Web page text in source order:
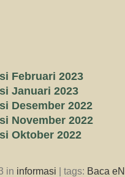
Februari 2023
Januari 2023
Desember 2022
November 2022
Oktober 2022
in informasi | tags: Baca